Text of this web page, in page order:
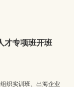
才专项班开班
织实训班、出海企业